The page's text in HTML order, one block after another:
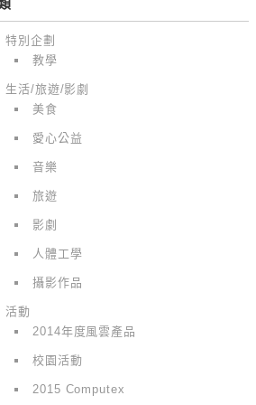
特別企劃
教學
生活/旅遊/影劇
美食
愛心公益
音樂
旅遊
影劇
人體工學
攝影作品
活動
2014年度風雲產品
校園活動
2015 Computex